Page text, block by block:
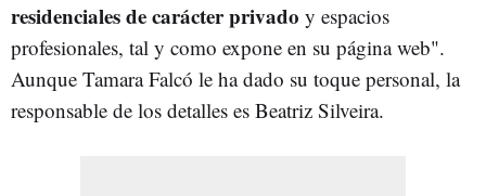
residenciales de carácter privado y espacios
profesionales, tal y como expone en su página web".
Aunque Tamara Falcó le ha dado su toque personal, la
responsable de los detalles es Beatriz Silveira.